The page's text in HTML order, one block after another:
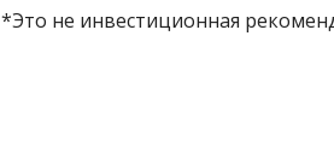
*Это не инвестиционная